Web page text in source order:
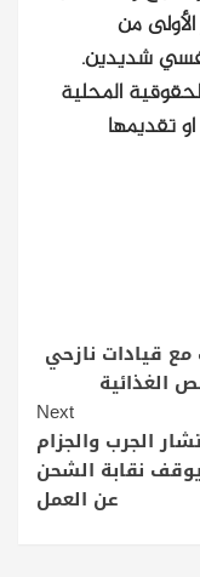
من
شديدين.
المحلية
تقديمها
مع قيادات نازحي
الغذائية
Next
الجرب والجزام
يوقف نقابة الشحن
عن العمل